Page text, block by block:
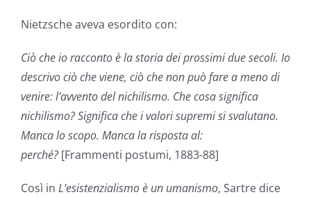
Nietzsche aveva esordito con:
Ciò che io racconto è la storia dei prossimi due secoli. Io
descrivo ciò che viene, ciò che non può fare a meno di
venire: l’avvento del nichilismo. Che cosa significa
nichilismo? Significa che i valori supremi si svalutano.
Manca lo scopo. Manca la risposta al:
perché?[Frammenti postumi, 1883-88]
Così in L’esistenzialismo è un umanismo, Sartre dice